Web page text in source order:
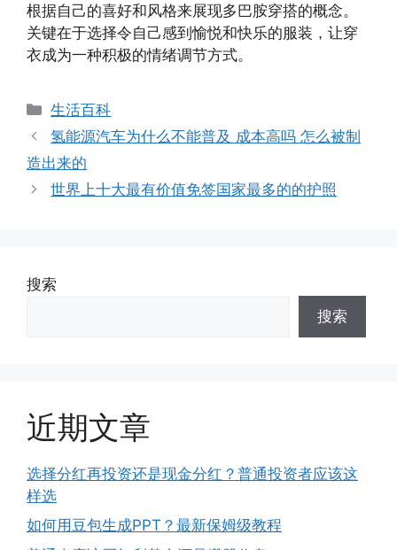
根据自己的喜好和风格来展现多巴胺穿搭的概念。
关键在于选择令自己感到愉悦和快乐的服装，让穿
衣成为一种积极的情绪调节方式。
分
类
生活百科
氢能源汽车为什么不能普及 成本高吗 怎么被制
造出来的
世界上十大最有价值免签国家最多的的护照
搜索
搜索
近期文章
选择分红再投资还是现金分红？普通投资者应该这
样选
如何用豆包生成PPT？最新保姆级教程